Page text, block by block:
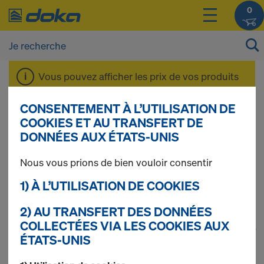
0
Vous pouvez afficher les prix de vos produits
après vous êtreconnecté(e)ouinscrit(e).
Consoles de travail
et de protection
74 produits trouvés
CONSENTEMENT À L’UTILISATION DE
COOKIES ET AU TRANSFERT DE
DONNÉES AUX ÉTATS-UNIS
Nous vous prions de bien vouloir consentir
1) À L’UTILISATION DE COOKIES
2) AU TRANSFERT DES DONNÉES
COLLECTÉES VIA LES COOKIES AUX
ÉTATS-UNIS